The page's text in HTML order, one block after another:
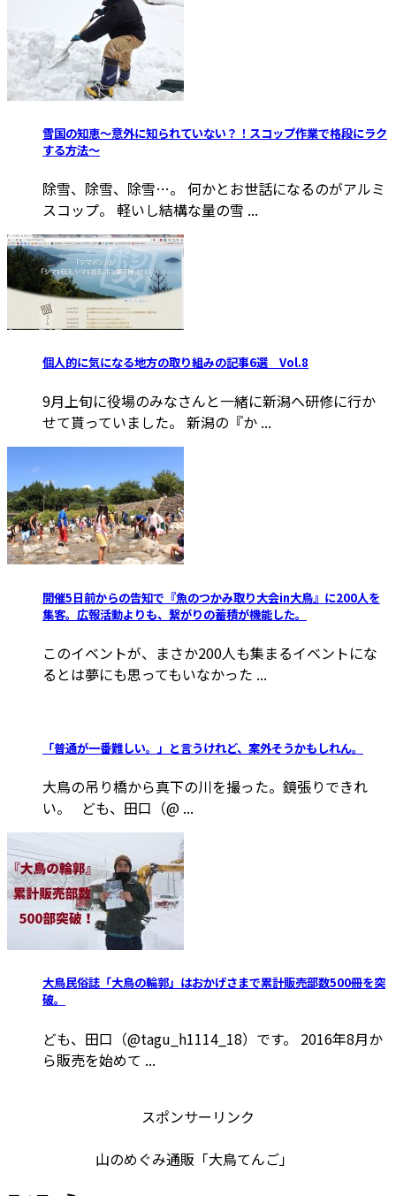
雪国の知恵～意外に知られていない？！スコップ作業で格段にラク
する方法～
除雪、除雪、除雪…。 何かとお世話になるのがアルミ
スコップ。 軽いし結構な量の雪 ...
個人的に気になる地方の取り組みの記事6選 Vol.8
9月上旬に役場のみなさんと一緒に新潟へ研修に行か
せて貰っていました。 新潟の『か ...
開催5日前からの告知で『魚のつかみ取り大会in大鳥』に200人を
集客。広報活動よりも、繋がりの蓄積が機能した。
このイベントが、まさか200人も集まるイベントにな
るとは夢にも思ってもいなかった ...
「普通が一番難しい。」と言うけれど、案外そうかもしれん。
大鳥の吊り橋から真下の川を撮った。鏡張りできれ
い。 ども、田口（@ ...
大鳥民俗誌「大鳥の輪郭」はおかげさまで累計販売部数500冊を突
破。
ども、田口（@tagu_h1114_18）です。 2016年8月か
ら販売を始めて ...
スポンサーリンク
山のめぐみ通販「大鳥てんご」